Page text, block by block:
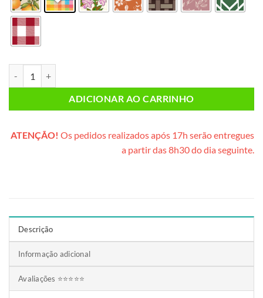
ADICIONAR AO CARRINHO
ATENÇÃO! Os pedidos realizados após 17h serão entregues
a partir das 8h30 do dia seguinte.
Descrição
Informação adicional
Avaliações ⭐⭐⭐⭐⭐